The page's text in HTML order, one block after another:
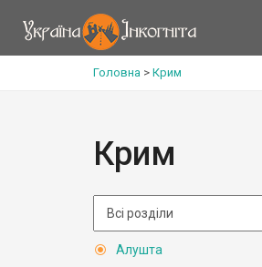
Головна > Крим
Крим
Алушта